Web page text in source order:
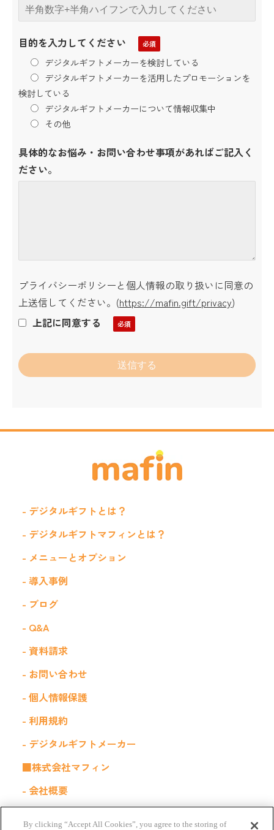
目的を入力してください
デジタルギフトメーカーを検討している
デジタルギフトメーカーを活用したプロモーションを
検討している
デジタルギフトメーカーについて情報収集中
その他
具体的なお悩み・お問い合わせ事項があればご記入く
ださい。
プライバシーポリシーと個人情報の取り扱いに同意の
上送信してください。 (https://mafin.gift/privacy)
上記に同意する
- デジタルギフトとは？
- デジタルギフトマフィンとは？
- メニューとオプション
- 導入事例
- ブログ
- Q&A
- 資料請求
- お問い合わせ
- 個人情報保護
- 利用規約
- デジタルギフトメーカー
■株式会社マフィン
- 会社概要
By clicking “Accept All Cookies”, you agree to the storing of